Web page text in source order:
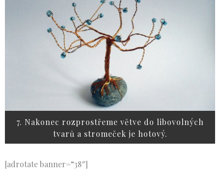
7. Nakonec rozprostřeme větve do libovolných
tvarů a stromeček je hotový.
[adrotate banner=“38″]